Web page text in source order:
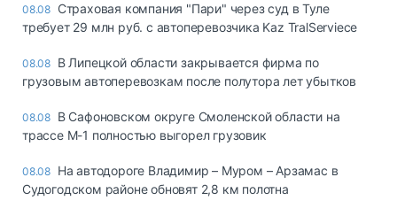
08.08 Страховая компания "Пари" через суд в Туле
требует 29 млн руб. с автоперевозчика Kaz TralServiece
08.08 В Липецкой области закрывается фирма по
грузовым автоперевозкам после полутора лет убытков
08.08 В Сафоновском округе Смоленской области на
трассе М-1 полностью выгорел грузовик
08.08 На автодороге Владимир – Муром – Арзамас в
Судогодском районе обновят 2,8 км полотна